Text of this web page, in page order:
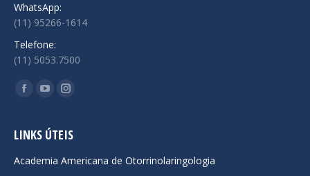
WhatsApp:
(11) 95266-1614
Telefone:
(11) 5053.7500
Encontre-nos em:
Facebook
opens
new
YouTube
opens
new
Instagram
opens
new
LINKS ÚTEIS
Academia Americana de Otorrinolaringologia